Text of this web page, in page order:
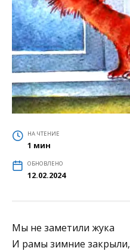
НА ЧТЕНИЕ
1 мин
ОБНОВЛЕНО
12.02.2024
Мы не заметили жука
И рамы зимние закрыли,